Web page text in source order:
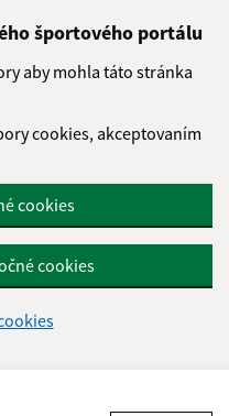
športového portálu
aby mohla táto stránka
cookies, akceptovaním
cookies
cookies